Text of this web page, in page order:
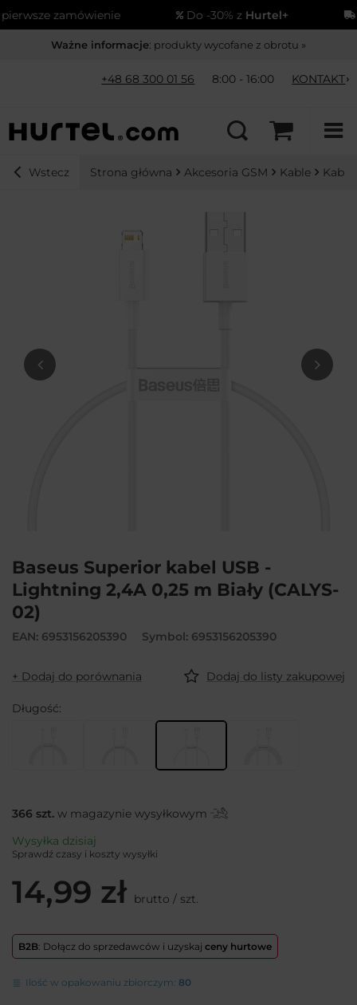
zamówienie Do -30% zHurtel+
Ważne informacje: produkty wycofane z obrotu »
+48 68 300 01 56 8:00 - 16:00 KONTAKT
Wstecz Strona główna Akcesoria GSM Kable
Baseus Superior kabel USB -
Lightning 2,4A 0,25 m Biały (CALYS-
02)
EAN: 6953156205390 Symbol: 6953156205390
+ Dodaj do porównania Dodaj do listy zakupowej
Długość
366 szt. w magazynie wysyłkowym
Wysyłka dzisiaj
Sprawdź czasy i koszty wysyłki
14,99 zł brutto / szt.
B2B: Dołącz do sprzedawców i uzyskaj ceny hurtowe
Ilość w opakowaniu zbiorczym:80